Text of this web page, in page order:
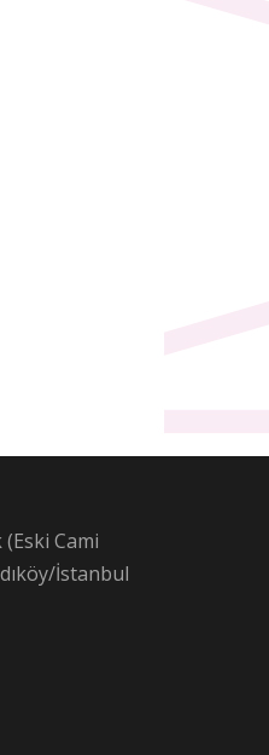
Cami
İstanbul